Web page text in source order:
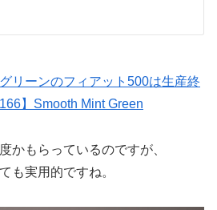
リーンのフィアット500は生産終
】Smooth Mint Green
かもらっているのですが、
も実用的ですね。